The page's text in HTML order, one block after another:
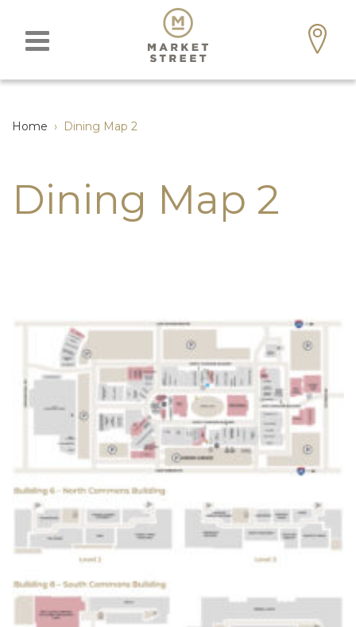
Home › Dining Map 2
Dining Map 2